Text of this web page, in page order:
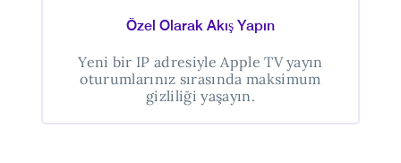
Özel Olarak Akış Yapın
Yeni bir IP adresiyle Apple TV yayın
oturumlarınız sırasında maksimum
gizliliği yaşayın.